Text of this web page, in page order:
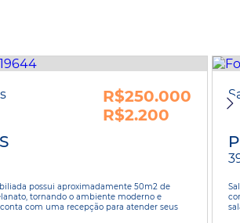
R$250.000
R$2.200
possui aproximadamente 50m2 de
tornando o ambiente moderno e
com uma recepção para atender seus